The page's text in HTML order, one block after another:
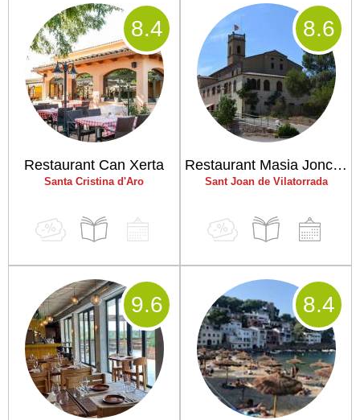
Restaurant Can Xerta
Santa Cristina d'Aro
8.4
Restaurant Masia Joncadella
Sant Joan de Vilatorrada
8.6
9.6 8.4